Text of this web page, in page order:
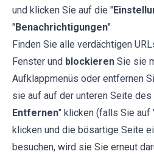
und klicken Sie auf die "
"Benachrichtigungen"
Finden Sie alle verdächtigen
Fenster und blockieren Sie sie
Aufklappmenüs oder entfernen
sie auf auf der unteren Seite
Entfernen" klicken (falls Sie auf
klicken und die bösartige Seite
besuchen, wird sie Sie erneut